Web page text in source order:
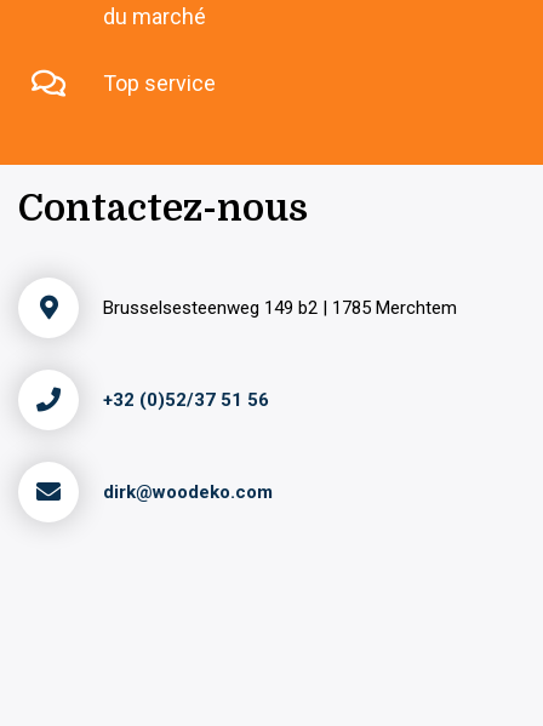
du marché
Top service
Contactez-nous
Brusselsesteenweg 149 b2 | 1785 Merchtem
+32 (0)52/37 51 56
dirk@woodeko.com